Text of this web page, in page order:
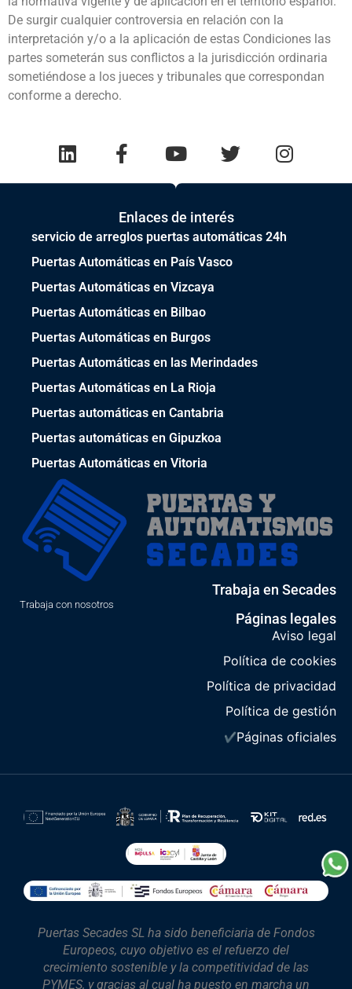
De surgir cualquier controversia en relación con la
interpretación y/o a la aplicación de estas Condiciones las
partes someterán sus conflictos a la jurisdicción ordinaria
sometiéndose a los jueces y tribunales que correspondan
conforme a derecho.
Enlaces de interés
servicio de arreglos puertas automáticas 24h
Puertas Automáticas en País Vasco
Puertas Automáticas en Vizcaya
Puertas Automáticas en Bilbao
Puertas Automáticas en Burgos
Puertas Automáticas en las Merindades
Puertas Automáticas en La Rioja
Puertas automáticas en Cantabria
Puertas automáticas en Gipuzkoa
Puertas Automáticas en Vitoria
Trabaja en Secades
Trabaja con nosotros
Páginas legales
Aviso legal
Política de cookies
Política de privacidad
Política de gestión
✔Páginas oficiales
Puertas Secades SL ha sido beneficiaria de Fondos
Europeos, cuyo objetivo es el refuerzo del
crecimiento sostenible y la competitividad de las
PYMES, y gracias al cual ha puesto en marcha un